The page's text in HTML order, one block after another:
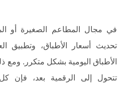
في مجال المطاعم الصغيرة أو
تحديث أسعار الأطباق، وتطبيق
الأطباق اليومية بشكل متكرر. ومع
تتحول إلى الرقمية بعد، فإن